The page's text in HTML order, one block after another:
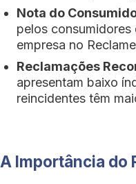
Nota do
pelos consumidores
empresa no
Reclamações
apresentam baixo
reincidentes têm
A Importância do